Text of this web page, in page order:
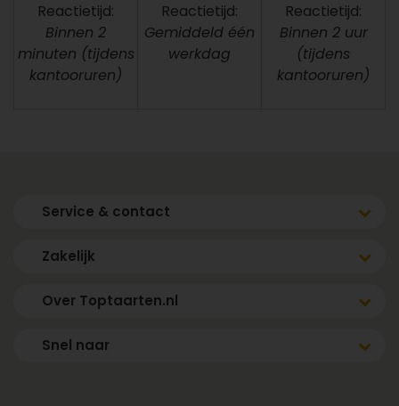
Reactietijd:
Binnen 2
minuten (tijdens
kantooruren)
Reactietijd:
Gemiddeld één
werkdag
Reactietijd:
Binnen 2 uur
(tijdens
kantooruren)
Service & contact
Zakelijk
Over Toptaarten.nl
Snel naar